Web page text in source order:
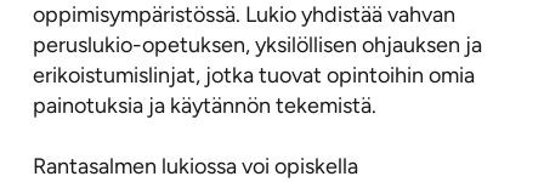
oppimisympäristössä. Lukio yhdistää vahvan
peruslukio-opetuksen, yksilöllisen ohjauksen ja
erikoistumislinjat, jotka tuovat opintoihin omia
painotuksia ja käytännön tekemistä.
Rantasalmen lukiossa voi opiskella